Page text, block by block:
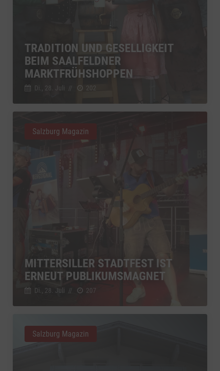
TRADITION UND GESELLIGKEIT
BEIM SAALFELDNER
MARKTFRÜHSHOPPEN
Di., 28. Juli // 202
MITTERSILLER STADTFEST IST
ERNEUT PUBLIKUMSMAGNET
Di., 28. Juli // 207
Salzburg Magazin
Salzburg Magazin